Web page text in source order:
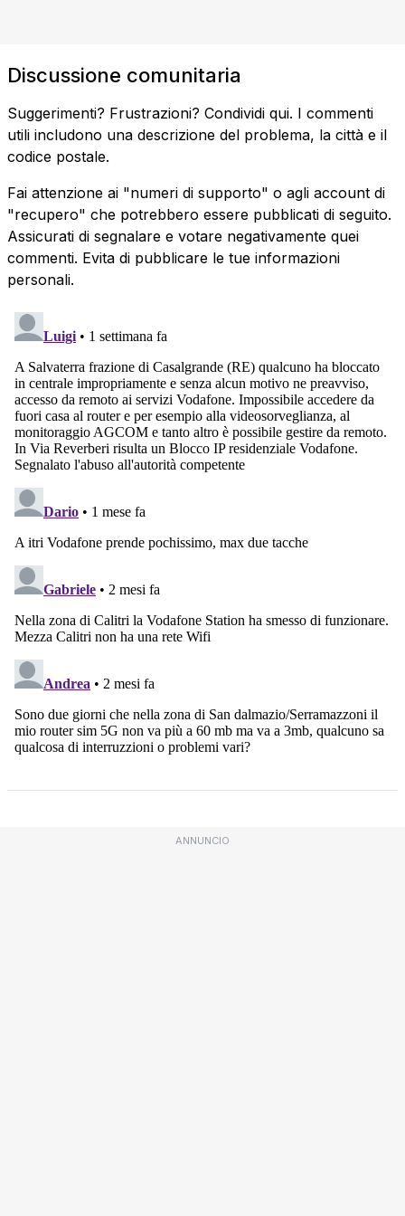
Discussione comunitaria
Suggerimenti? Frustrazioni? Condividi qui. I commenti
utili includono una descrizione del problema, la città e il
codice postale.
Fai attenzione ai "numeri di supporto" o agli account di
"recupero" che potrebbero essere pubblicati di seguito.
Assicurati di segnalare e votare negativamente quei
commenti. Evita di pubblicare le tue informazioni
personali.
ANNUNCIO